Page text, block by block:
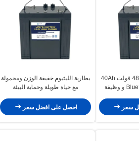
بطارية عربة الغولف 48 فولت 40Ah
LiFePO4 مع Bluetooth و وظيفة
سعر
بطارية الليثيوم خفيفة الوزن ومحمولة
مع حياة طويلة وحماية البيئة
احصل على افضل سعر